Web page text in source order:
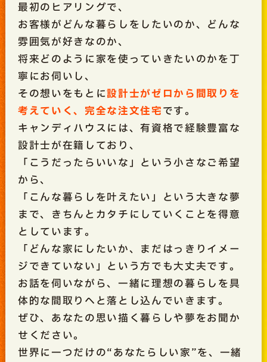
最初のヒアリングで、
お客様がどんな暮らしをしたいのか、どんな
雰囲気が好きなのか、
将来どのように家を使っていきたいのかを丁
寧にお伺いし、
その想いをもとに設計士がゼロから間取りを
考えていく、完全な注文住宅です。
キャンディハウスには、有資格で経験豊富な
設計士が在籍しており、
「こうだったらいいな」という小さなご希望
から、
「こんな暮らしを叶えたい」という大きな夢
まで、きちんとカタチにしていくことを得意
としています。
「どんな家にしたいか、まだはっきりイメー
ジできていない」という方でも大丈夫です。
お話を伺いながら、一緒に理想の暮らしを具
体的な間取りへと落とし込んでいきます。
ぜひ、あなたの思い描く暮らしや夢をお聞か
せください。
世界に一つだけの“あなたらしい家”を、一緒